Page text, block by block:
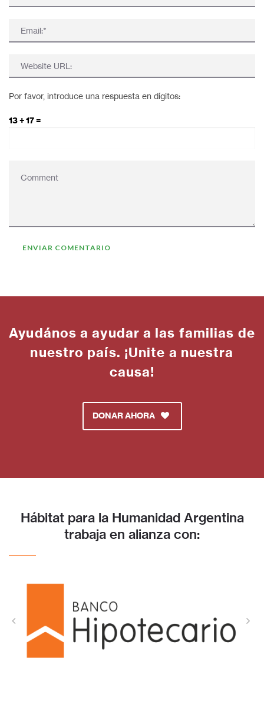
Por favor, introduce una respuesta en dígitos:
13 + 17 =
Ayudános a ayudar a las familias de
nuestro país. ¡Unite a nuestra
causa!
DONAR AHORA
Hábitat para la Humanidad Argentina
trabaja en alianza con: